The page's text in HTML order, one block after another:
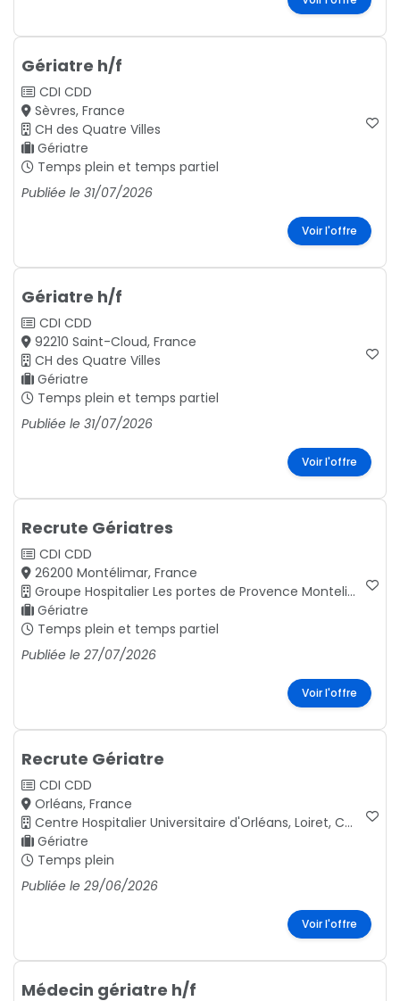
Gériatre h/f
CDI CDD
Sèvres, France
CH des Quatre Villes
Gériatre
Temps plein et temps partiel
Publiée le 31/07/2026
Voir l'offre
Gériatre h/f
CDI CDD
92210 Saint-Cloud, France
CH des Quatre Villes
Gériatre
Temps plein et temps partiel
Publiée le 31/07/2026
Voir l'offre
Recrute Gériatres
CDI CDD
26200 Montélimar, France
Groupe Hospitalier Les portes de Provence Montelimar, Drôme en région Auvergne-Rhône-Alpes.
Gériatre
Temps plein et temps partiel
Publiée le 27/07/2026
Voir l'offre
Recrute Gériatre
CDI CDD
Orléans, France
Centre Hospitalier Universitaire d'Orléans, Loiret, Centre-Val de Loire.
Gériatre
Temps plein
Publiée le 29/06/2026
Voir l'offre
Médecin gériatre h/f